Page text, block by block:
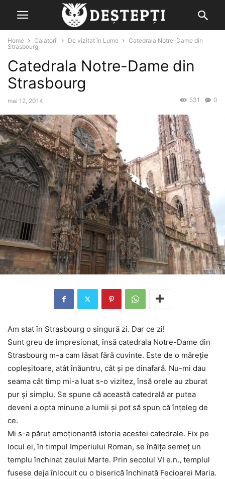
Home Călătorii De vizitat în Lume
Catedrala Notre-Dame din
Strasbourg
Catedrala Notre-Dame din
Strasbourg
mai 12, 2014 0
531
Am stat în Strasbourg o singură zi. Dar ce zi!
Sunt greu de impresionat, însă catedrala Notre-Dame din
Strasbourg m-a cam lăsat fără cuvinte. Este de o măreţie
copleşitoare, atât înăuntru, cât şi pe dinafară. Nu-mi dau
seama cât timp mi-a luat s-o vizitez, însă orele au zburat
pur şi simplu. Se spune că această catedrală ar putea
deveni a opta minune a lumii şi pot să spun că înţeleg de
ce.
Mi s-a părut emoţionantă istoria acestei catedrale. Fix pe
locul ei, în timpul Imperiului Roman, se înălţa semeţ un
templu închinat zeului Marte. Prin secolul VI e.n., templul
fusese deja înlocuit cu o biserică închinată Fecioarei Maria.